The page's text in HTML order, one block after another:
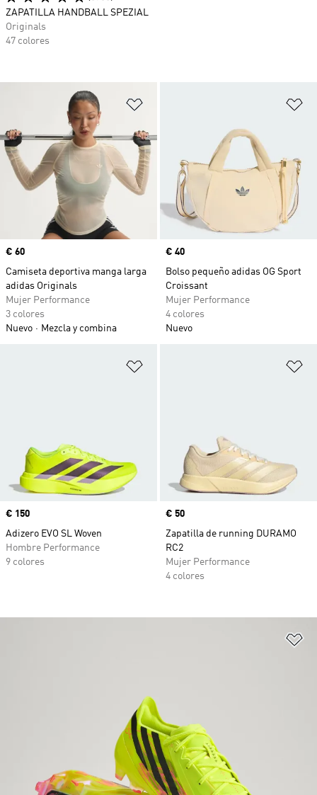
Precio
€ 60
Camiseta deportiva manga larga
adidas Originals
Mujer Performance
3 colores
Nuevo
Mezcla y combina
Precio
€ 40
Bolso pequeño adidas OG Sport
Croissant
Mujer Performance
4 colores
Nuevo
Precio
€ 150
Adizero EVO SL Woven
Hombre Performance
9 colores
Precio
€ 50
Zapatilla de running DURAMO
RC2
Mujer Performance
4 colores
ZAPATILLA HANDBALL SPEZIAL
Originals
47 colores